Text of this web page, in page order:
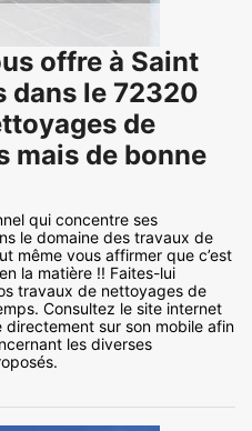
offre à Saint
dans le 72320
de
mais de bonne
qui concentre ses
le domaine des travaux de
même vous affirmer que c’est
la matière !! Faites-lui
travaux de nettoyages de
Consultez le site internet
sur son mobile afin
les diverses